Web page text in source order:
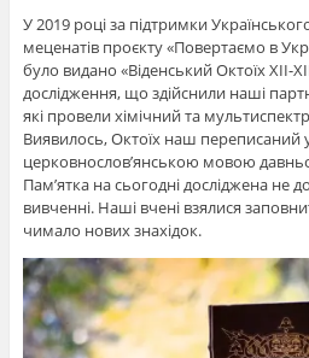
У 2019 році за підтримки
меценатів проєкту «Повертаємо в
було видано «Віденський Октоїх XII-
дослідження, що здійснили наші
які провели хімічний та
Виявилось, Октоїх наш переписаний
церковнослов’янською мовою
Пам’ятка на сьогодні досліджена не
вивченні. Наші вчені взялися
чимало нових знахідок.